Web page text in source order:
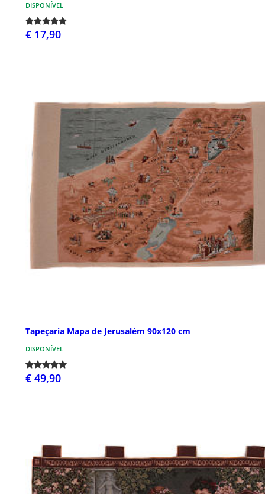
DISPONÍVEL
€ 17,90
Tapeçaria Mapa de Jerusalém 90x120 cm
DISPONÍVEL
€ 49,90